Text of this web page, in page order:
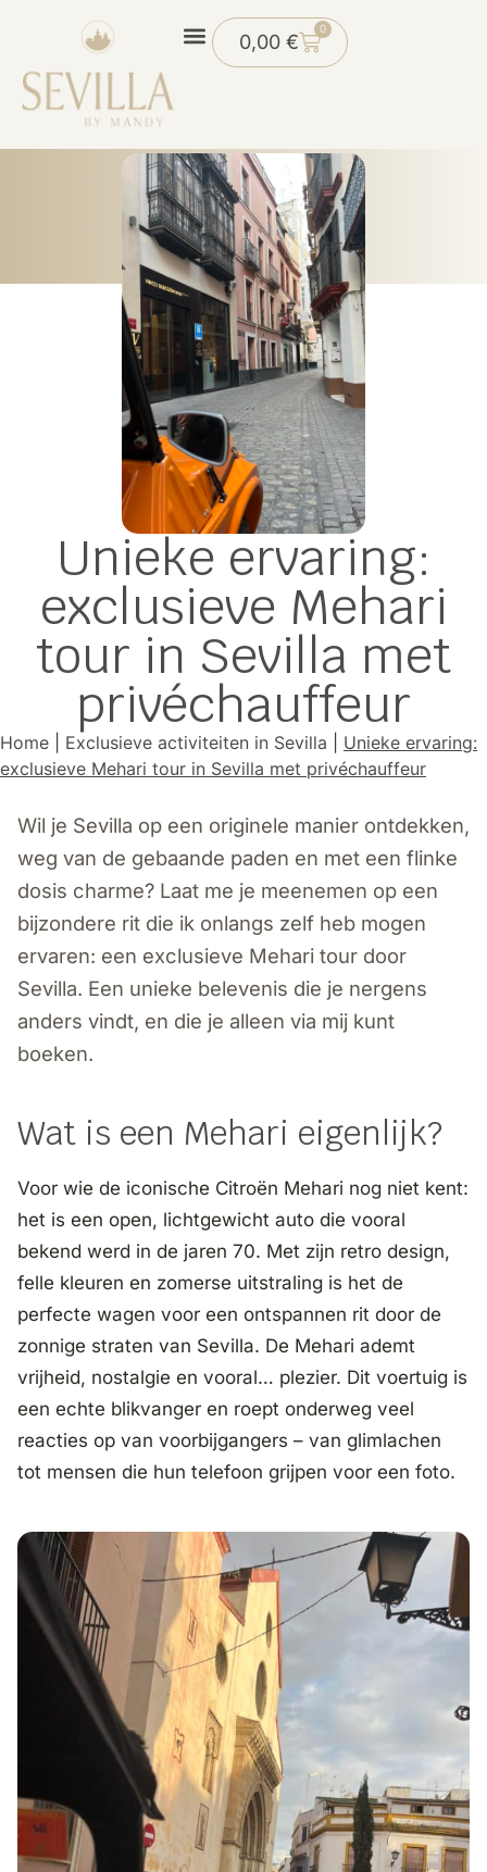
0,00€
0
Unieke ervaring:
exclusieve Mehari
tour in Sevilla met
privéchauffeur
Home Exclusieve activiteiten in Sevilla
Unieke ervaring:
exclusieve Mehari tour in Sevilla met privéchauffeur
Wil je Sevilla op een originele manier ontdekken,
weg van de gebaande paden en met een flinke
dosis charme? Laat me je meenemen op een
bijzondere rit die ik onlangs zelf heb mogen
ervaren: een exclusieve Mehari tour door
Sevilla. Een unieke belevenis die je nergens
anders vindt, en die je alleen via mij kunt
boeken.
Wat is een Mehari eigenlijk?
Voor wie de iconische Citroën Mehari nog niet kent:
het is een open, lichtgewicht auto die vooral
bekend werd in de jaren 70. Met zijn retro design,
felle kleuren en zomerse uitstraling is het de
perfecte wagen voor een ontspannen rit door de
zonnige straten van Sevilla. De Mehari ademt
vrijheid, nostalgie en vooral… plezier. Dit voertuig is
een echte blikvanger en roept onderweg veel
reacties op van voorbijgangers – van glimlachen
tot mensen die hun telefoon grijpen voor een foto.